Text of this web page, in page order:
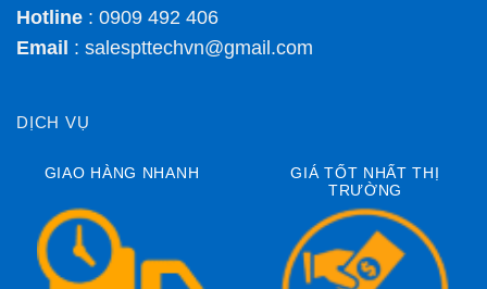
Hotline : 0909 492 406
Email : salespttechvn@gmail.com
DỊCH VỤ
GIAO HÀNG NHANH
GIÁ TỐT NHẤT THỊ
TRƯỜNG